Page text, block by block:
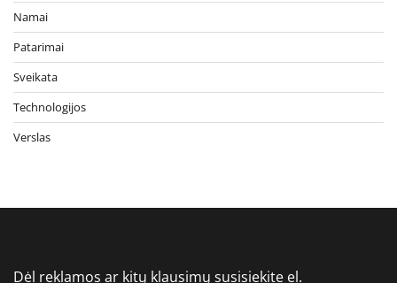
Namai
Patarimai
Sveikata
Technologijos
Verslas
Dėl reklamos ar kitų klausimų susisiekite el.